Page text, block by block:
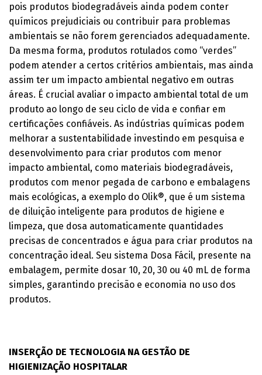
pois produtos biodegradáveis ainda podem conter
químicos prejudiciais ou contribuir para problemas
ambientais se não forem gerenciados adequadamente.
Da mesma forma, produtos rotulados como “verdes”
podem atender a certos critérios ambientais, mas ainda
assim ter um impacto ambiental negativo em outras
áreas. É crucial avaliar o impacto ambiental total de um
produto ao longo de seu ciclo de vida e confiar em
certificações confiáveis. As indústrias químicas podem
melhorar a sustentabilidade investindo em pesquisa e
desenvolvimento para criar produtos com menor
impacto ambiental, como materiais biodegradáveis,
produtos com menor pegada de carbono e embalagens
mais ecológicas, a exemplo do Olik®, que é um sistema
de diluição inteligente para produtos de higiene e
limpeza, que dosa automaticamente quantidades
precisas de concentrados e água para criar produtos na
concentração ideal. Seu sistema Dosa Fácil, presente na
embalagem, permite dosar 10, 20, 30 ou 40 mL de forma
simples, garantindo precisão e economia no uso dos
produtos.
INSERÇÃO DE TECNOLOGIA NA GESTÃO DE
HIGIENIZAÇÃO HOSPITALAR